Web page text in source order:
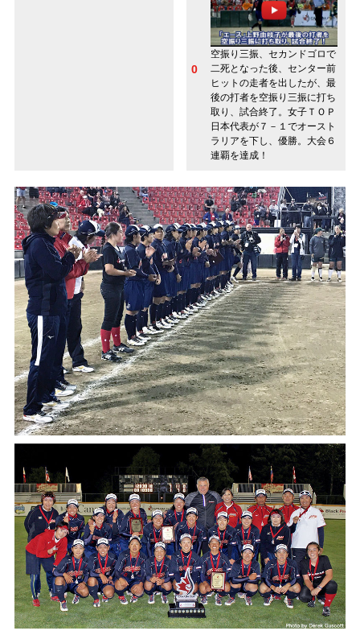
空振り三振、セカンドゴロで
二死となった後、センター前
ヒットの走者を出したが、最
後の打者を空振り三振に打ち
取り、試合終了。女子ＴＯＰ
日本代表が７－１でオースト
ラリアを下し、優勝。大会６
連覇を達成！
0